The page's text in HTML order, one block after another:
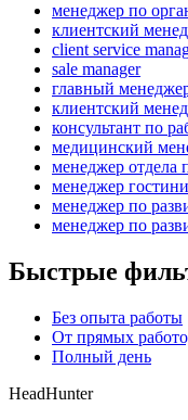
менеджер по
клиентский
client service
sale manager
главный
клиентский
консультант по
медицинский
менеджер отдела
менеджер
менеджер по
менеджер по
Быстрые
Без опыта работы
От прямых
Полный день
HeadHunter